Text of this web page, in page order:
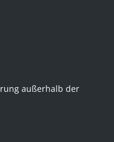
außerhalb der